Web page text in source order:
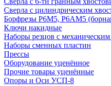
Сверла с цилиндрическим
Борфрезы Р6М5, Р6АМ5
Ключи накидные
Наборы резцов с
Наборы сменных пластин
Прессы
Оборудование уценённое
Прочие товары уценённые
Опоры и Оси УСП-8